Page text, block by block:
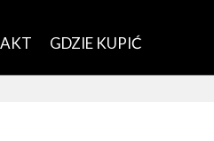
GDZIE KUPIĆ